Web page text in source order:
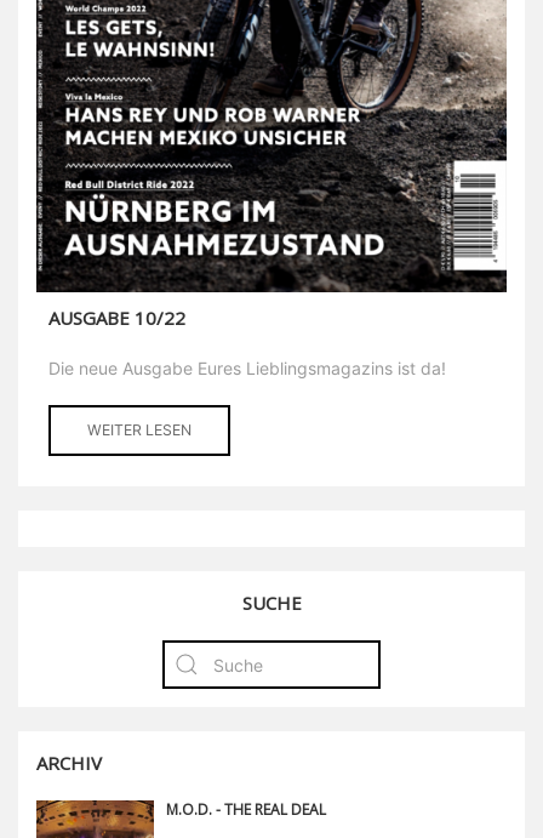
AUSGABE 10/22
Die neue Ausgabe Eures Lieblingsmagazins ist da!
WEITER LESEN
SUCHE
ARCHIV
M.O.D. - THE REAL DEAL